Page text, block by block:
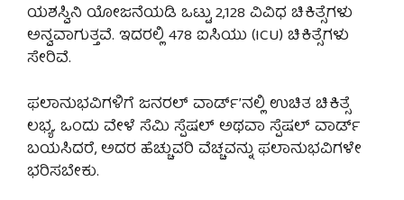
ಯಶಸ್ವಿನಿ ಯೋಜನೆಯಡಿ ಒಟ್ಟು 2,128 ವಿವಿಧ ಚಿಕಿತ್ಸೆಗಳು
ಅನ್ವವಾಗುತ್ತವೆ. ಇದರಲ್ಲಿ 478 ಐಸಿಯು (ICU) ಚಿಕಿತ್ಸೆಗಳು
ಸೇರಿವೆ.
ಫಲಾನುಭವಿಗಳಿಗೆ ಜನರಲ್ ವಾರ್ಡ್’ನಲ್ಲಿ ಉಚಿತ ಚಿಕಿತ್ಸೆ
ಲಭ್ಯ. ಒಂದು ವೇಳೆ ಸೆಮಿ ಸ್ಪೆಷಲ್ ಅಥವಾ ಸ್ಪೆಷಲ್ ವಾರ್ಡ್
ಬಯಸಿದರೆ, ಅದರ ಹೆಚ್ಚುವರಿ ವೆಚ್ಚವನ್ನು ಫಲಾನುಭವಿಗಳೇ
ಭರಿಸಬೇಕು.